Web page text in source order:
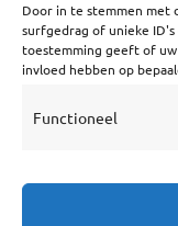
Door in te stemmen met
surfgedrag of unieke
toestemming geeft of
invloed hebben op
Functioneel
Coöperatief
3524KS